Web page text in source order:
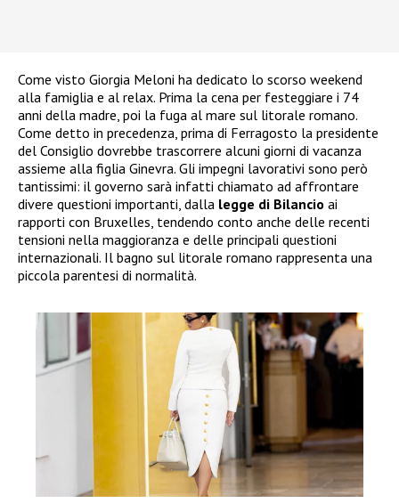
Come visto Giorgia Meloni ha dedicato lo scorso weekend
alla famiglia e al relax. Prima la cena per festeggiare i 74
anni della madre, poi la fuga al mare sul litorale romano.
Come detto in precedenza, prima di Ferragosto la presidente
del Consiglio dovrebbe trascorrere alcuni giorni di vacanza
assieme alla figlia Ginevra. Gli impegni lavorativi sono però
tantissimi: il governo sarà infatti chiamato ad affrontare
divere questioni importanti, dalla legge di Bilancio ai
rapporti con Bruxelles, tendendo conto anche delle recenti
tensioni nella maggioranza e delle principali questioni
internazionali. Il bagno sul litorale romano rappresenta una
piccola parentesi di normalità.